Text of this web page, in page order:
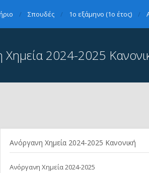
Σπουδές 1ο εξάμηνο (1ο έτος)
Χημεία 2024-2025
Aνόργανη Χημεία 2024-2025 Κανονική
Aνόργανη Χημεία 2024-2025